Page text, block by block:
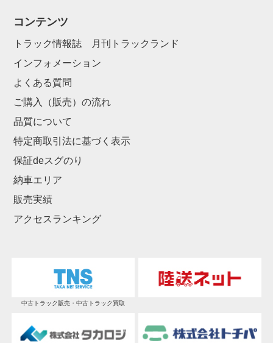
コンテンツ
トラック情報誌 月刊トラックランド
インフォメーション
よくある質問
ご購入（販売）の流れ
品質について
特定商取引法に基づく表示
保証deスグのり
納車エリア
販売実績
アクセスランキング
中古トラック販売・中古トラック買取